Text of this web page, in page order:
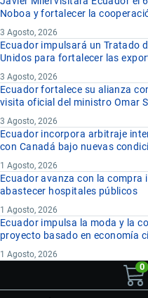
Noboa y fortalecer la
3 Agosto, 2026
Ecuador impulsará un Tratado
Unidos para fortalecer las
3 Agosto, 2026
Ecuador fortalece su alianza
visita oficial del ministro Omar
3 Agosto, 2026
Ecuador incorpora arbitraje
con Canadá bajo nuevas
1 Agosto, 2026
Ecuador avanza con la
abastecer hospitales públicos
1 Agosto, 2026
Ecuador impulsa la moda y la
proyecto basado en economía
1 Agosto, 2026
0